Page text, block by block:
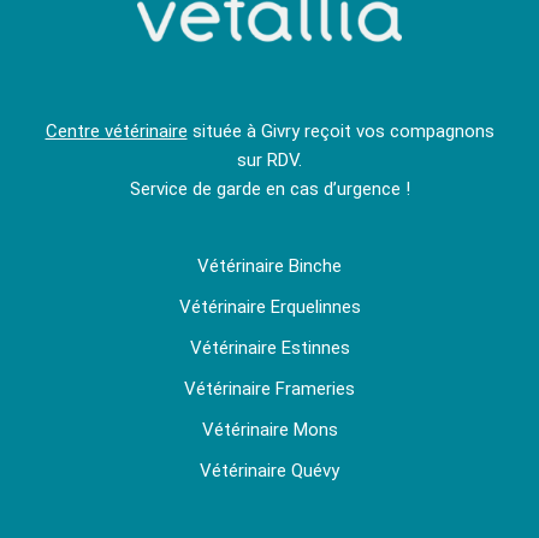
Centre vétérinaire située à Givry reçoit vos compagnons
sur RDV.
Service de garde en cas d’urgence !
Vétérinaire Binche
Vétérinaire Erquelinnes
Vétérinaire Estinnes
Vétérinaire Frameries
Vétérinaire Mons
Vétérinaire Quévy